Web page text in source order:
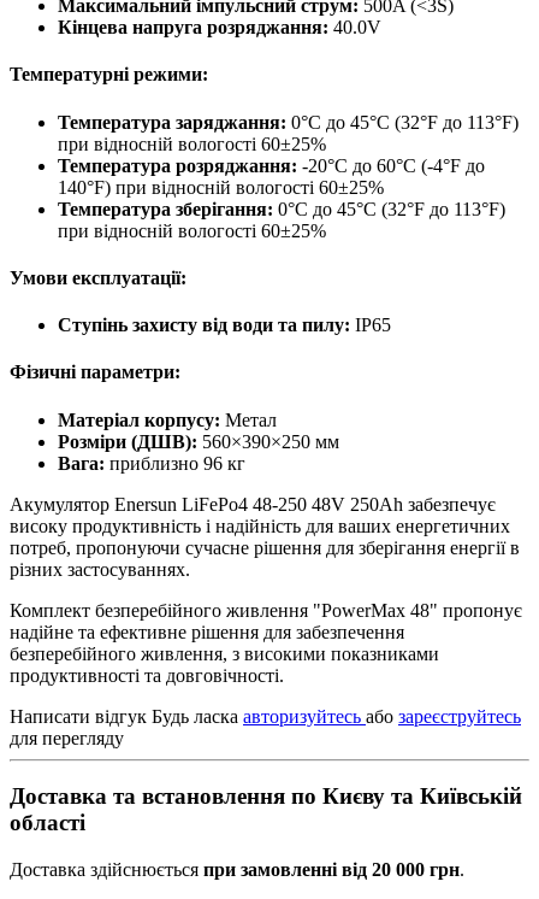
Максимальний імпульсний струм: 500A (<3S)
Кінцева напруга розряджання: 40.0V
Температурні режими:
Температура заряджання: 0°C до 45°C (32°F до 113°F)
при відносній вологості 60±25%
Температура розряджання: -20°C до 60°C (-4°F до
140°F) при відносній вологості 60±25%
Температура зберігання: 0°C до 45°C (32°F до 113°F)
при відносній вологості 60±25%
Умови експлуатації:
Ступінь захисту від води та пилу: IP65
Фізичні параметри:
Матеріал корпусу: Метал
Розміри (ДШВ): 560×390×250 мм
Вага: приблизно 96 кг
Акумулятор Enersun LiFePo4 48-250 48V 250Ah забезпечує
високу продуктивність і надійність для ваших енергетичних
потреб, пропонуючи сучасне рішення для зберігання енергії в
різних застосуваннях.
Комплект безперебійного живлення "PowerMax 48" пропонує
надійне та ефективне рішення для забезпечення
безперебійного живлення, з високими показниками
продуктивності та довговічності.
Написати відгук Будь ласка авторизуйтесь або зареєструйтесь
для перегляду
Доставка та встановлення по Києву та Київській
області
Доставка здійснюється при замовленні від 20 000 грн.